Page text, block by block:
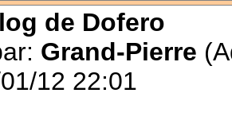
de Dofero
Grand-Pierre
12 22:01